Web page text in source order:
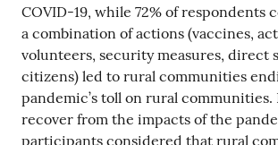
COVID-19, while 72% of respondents
a combination of actions (vaccines,
volunteers, security measures, direct
citizens) led to rural communities
pandemic’s toll on rural
recover from the impacts of the
participants considered that rural